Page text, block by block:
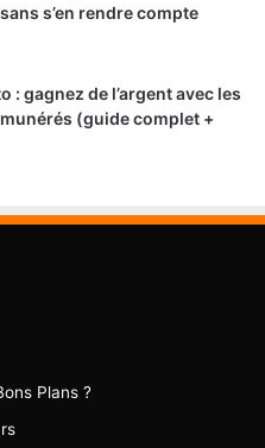
s’en rendre compte
: gagnez de l’argent avec les
(guide complet +
Plans ?